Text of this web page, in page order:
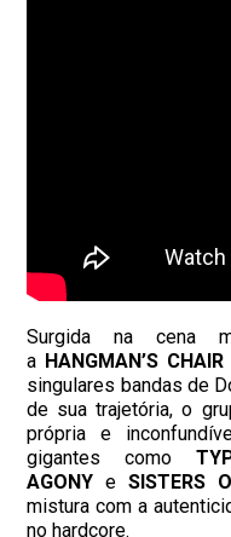
Surgida na cena
a HANGMAN’S CHAIR
singulares bandas de
de sua trajetória, o
própria e
gigantes como
AGONY eSISTERS
mistura com a
no hardcore.